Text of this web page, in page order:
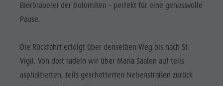
Bierbrauerei der Dolomiten – perfekt für eine genussvolle
Pause.
Die Rückfahrt erfolgt über denselben Weg bis nach St.
Vigil. Von dort radeln wir über Maria Saalen auf teils
asphaltierten, teils geschotterten Nebenstraßen zurück